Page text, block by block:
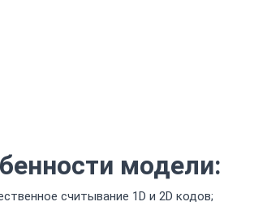
модели:
считывание 1D и 2D кодов;